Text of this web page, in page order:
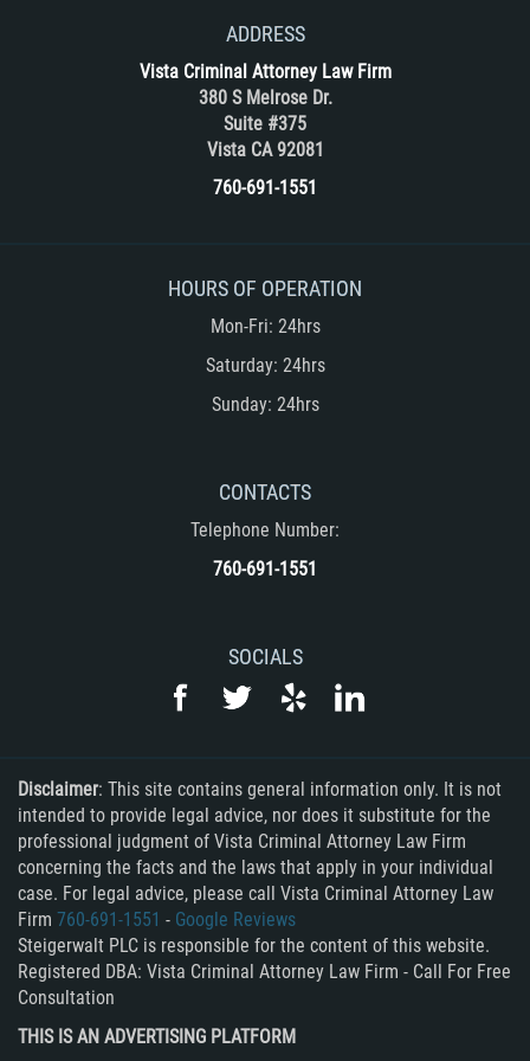
ADDRESS
Vista Criminal Attorney Law Firm
380 S Melrose Dr.
Suite #375
Vista CA 92081
760-691-1551
HOURS OF OPERATION
Mon-Fri: 24hrs
Saturday: 24hrs
Sunday: 24hrs
CONTACTS
Telephone Number:
760-691-1551
SOCIALS
Disclaimer: This site contains general information only. It is not
intended to provide legal advice, nor does it substitute for the
professional judgment of Vista Criminal Attorney Law Firm
concerning the facts and the laws that apply in your individual
case. For legal advice, please call Vista Criminal Attorney Law
Firm 760-691-1551 - Google Reviews
Steigerwalt PLC is responsible for the content of this website.
Registered DBA: Vista Criminal Attorney Law Firm - Call For Free
Consultation
THIS IS AN ADVERTISING PLATFORM